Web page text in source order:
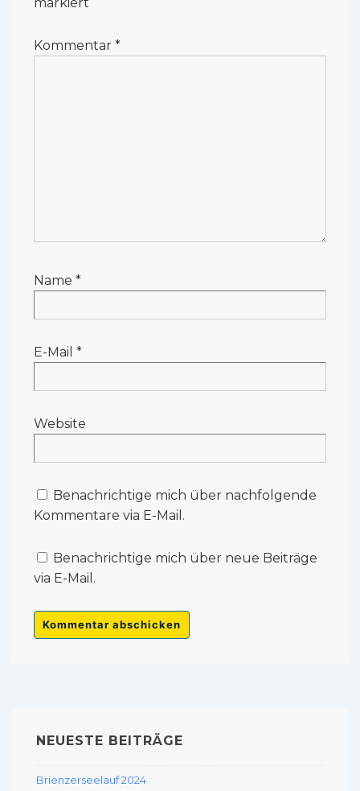
Kommentar *
Name *
E-Mail *
Website
Benachrichtige mich über nachfolgende
Kommentare via E-Mail.
Benachrichtige mich über neue Beiträge
via E-Mail.
NEUESTE BEITRÄGE
Brienzerseelauf 2024